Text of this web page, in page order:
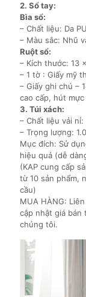
2. Sổ tay:
Bìa sổ:
– Chất liệu: Da
– Màu sắc: Nhũ
Ruột sổ:
– Kích thước: 13
– 1 tờ : Giấy mỹ
– Giấy ghi chú –
cao cấp, hút
3. Túi xách:
– Chất liệu vải
– Trọng lượng:
Mục đích: Sử
hiệu quả (dễ
(KAP cung cấp
từ 10 sản phẩm,
cầu)
MUA HÀNG:
cập nhật giá bán
chúng tôi.